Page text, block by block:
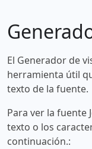
El Generador de
herramienta útil
texto de la fuente.
Para ver la fuente
texto o los
continuación.: